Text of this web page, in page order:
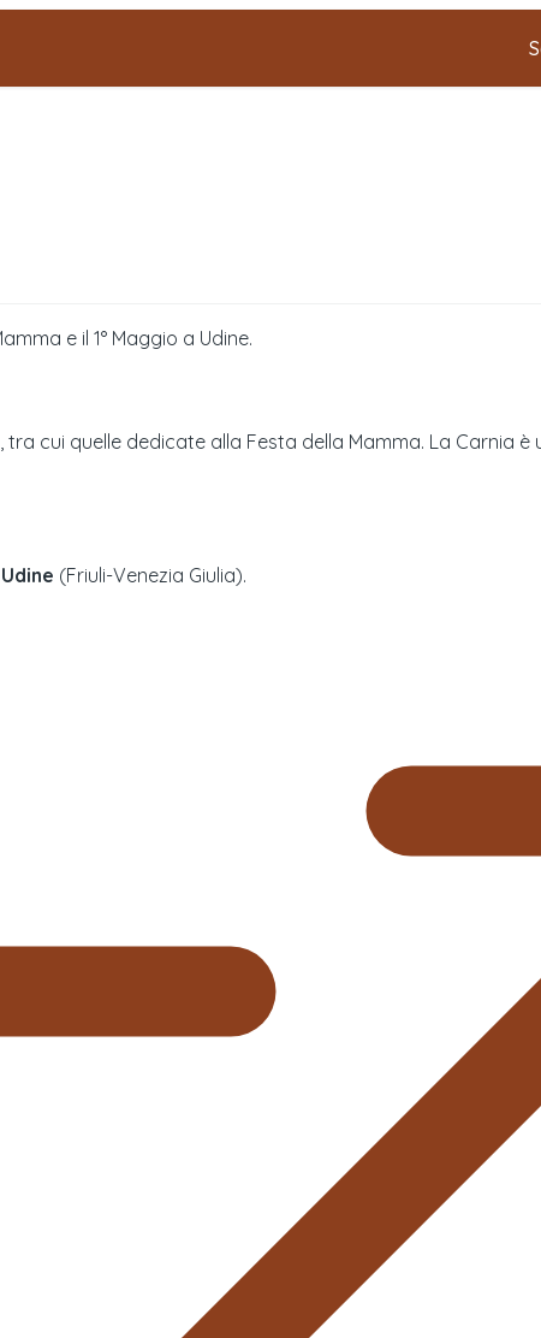
e il 1° Maggio a Udine.
cui quelle dedicate alla Festa della Mamma. La Carnia è
Udine (Friuli-Venezia Giulia).